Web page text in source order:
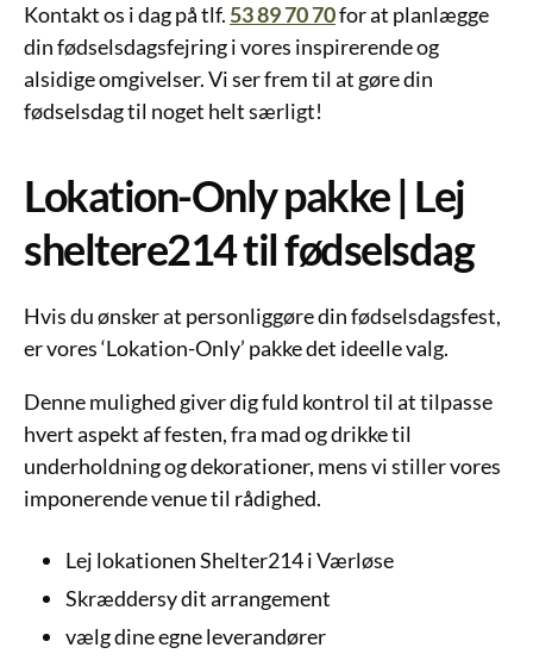
Kontakt os i dag på tlf. 53 89 70 70for at planlægge
din fødselsdagsfejring i vores inspirerende og
alsidige omgivelser. Vi ser frem til at gøre din
fødselsdag til noget helt særligt!
Lokation-Only pakke | Lej
sheltere214 til fødselsdag
Hvis du ønsker at personliggøre din fødselsdagsfest,
er vores ‘Lokation-Only’ pakke det ideelle valg.
Denne mulighed giver dig fuld kontrol til at tilpasse
hvert aspekt af festen, fra mad og drikke til
underholdning og dekorationer, mens vi stiller vores
imponerende venue til rådighed.
Lej lokationen Shelter214 i Værløse
Skræddersy dit arrangement
vælg dine egne leverandører